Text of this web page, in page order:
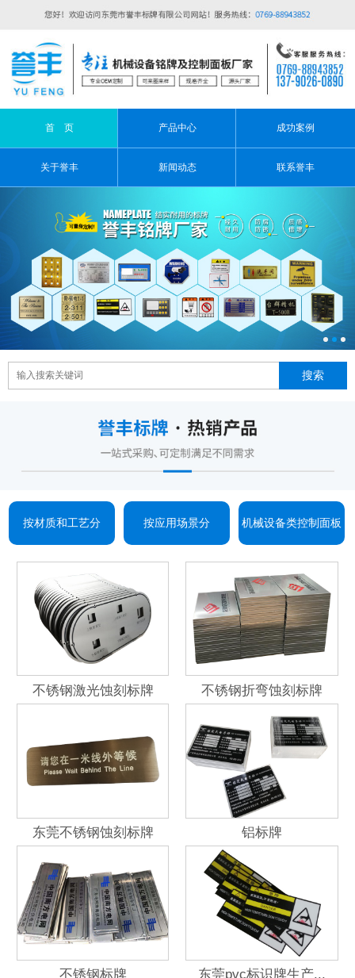
首 页 产品中心 成功案例
关于誉丰 新闻动态 联系誉丰
按材质和工艺分 按应用场景分 机械设备类控制面板
不锈钢激光蚀刻标牌 不锈钢折弯蚀刻标牌
东莞不锈钢蚀刻标牌 铝标牌
不锈钢标牌 东莞pvc标识牌生产...